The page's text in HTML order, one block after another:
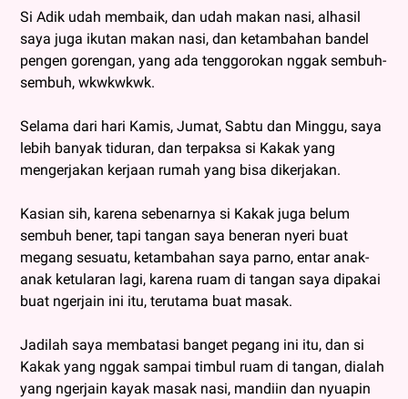
Si Adik udah membaik, dan udah makan nasi, alhasil
saya juga ikutan makan nasi, dan ketambahan bandel
pengen gorengan, yang ada tenggorokan nggak sembuh-
sembuh, wkwkwkwk.
Selama dari hari Kamis, Jumat, Sabtu dan Minggu, saya
lebih banyak tiduran, dan terpaksa si Kakak yang
mengerjakan kerjaan rumah yang bisa dikerjakan.
Kasian sih, karena sebenarnya si Kakak juga belum
sembuh bener, tapi tangan saya beneran nyeri buat
megang sesuatu, ketambahan saya parno, entar anak-
anak ketularan lagi, karena ruam di tangan saya dipakai
buat ngerjain ini itu, terutama buat masak.
Jadilah saya membatasi banget pegang ini itu, dan si
Kakak yang nggak sampai timbul ruam di tangan, dialah
yang ngerjain kayak masak nasi, mandiin dan nyuapin